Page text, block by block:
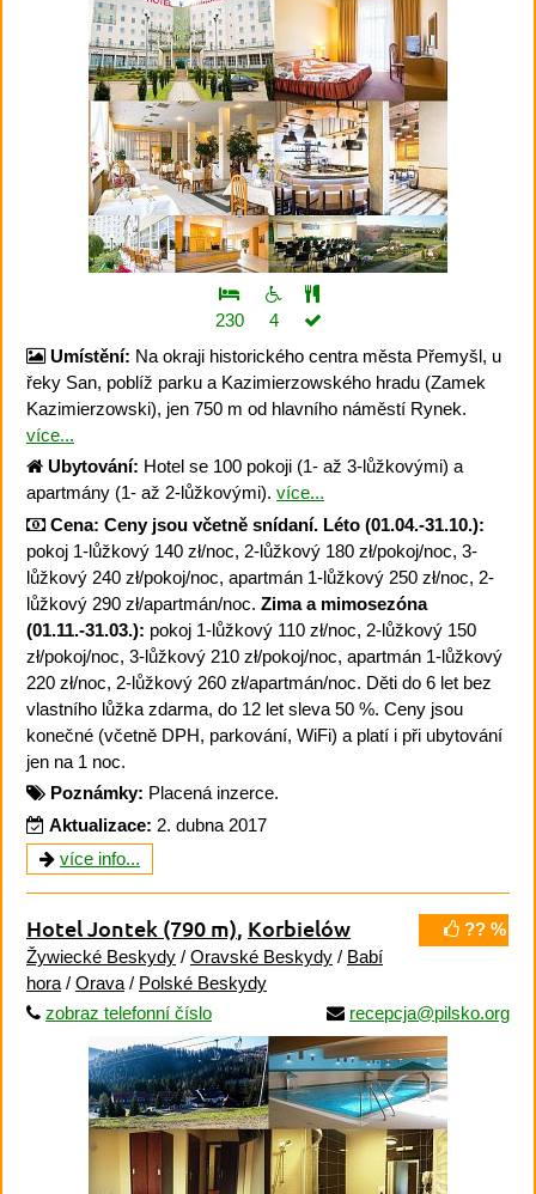
230
4
Umístění: Na okraji historického centra města Přemyšl, u
řeky San, poblíž parku a Kazimierzowského hradu (Zamek
Kazimierzowski), jen 750 m od hlavního náměstí Rynek.
více...
Ubytování: Hotel se 100 pokoji (1- až 3-lůžkovými) a
apartmány (1- až 2-lůžkovými). více...
Cena: Ceny jsou včetně snídaní. Léto (01.04.-31.10.):
pokoj 1-lůžkový 140 zł/noc, 2-lůžkový 180 zł/pokoj/noc, 3-
lůžkový 240 zł/pokoj/noc, apartmán 1-lůžkový 250 zł/noc, 2-
lůžkový 290 zł/apartmán/noc. Zima a mimosezóna
(01.11.-31.03.): pokoj 1-lůžkový 110 zł/noc, 2-lůžkový 150
zł/pokoj/noc, 3-lůžkový 210 zł/pokoj/noc, apartmán 1-lůžkový
220 zł/noc, 2-lůžkový 260 zł/apartmán/noc. Děti do 6 let bez
vlastního lůžka zdarma, do 12 let sleva 50 %. Ceny jsou
konečné (včetně DPH, parkování, WiFi) a platí i při ubytování
jen na 1 noc.
Poznámky: Placená inzerce.
Aktualizace: 2. dubna 2017
více info...
?? %
Hotel Jontek (790 m), Korbielów
Žywiecké Beskydy / Oravské Beskydy / Babí
hora / Orava / Polské Beskydy
zobraz telefonní číslo
recepcja@pilsko.org